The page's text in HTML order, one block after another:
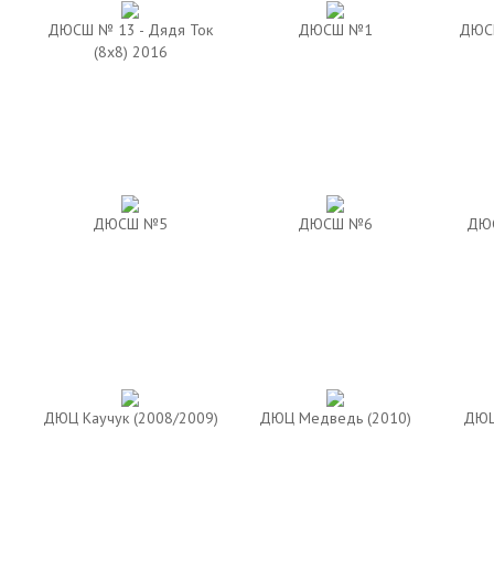
ДЮСШ № 13 - Дядя Ток
(8х8) 2016
ДЮСШ №1
ДЮСШ №5 ДЮСШ №6
ДЮЦ Каучук (2008/2009) ДЮЦ Медведь (2010)